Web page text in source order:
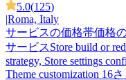
5.0(125)
|Roma, Italy
サービスの価格帯価格
サービスStore build or
strategy, Store settings
Theme customization 16